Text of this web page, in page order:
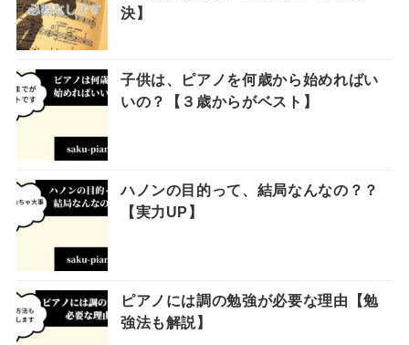
決】
子供は、ピアノを何歳から始めればい
いの？【３歳からがベスト】
ハノンの目的って、結局なんなの？？
【実力UP】
ピアノには調の勉強が必要な理由【勉
強法も解説】